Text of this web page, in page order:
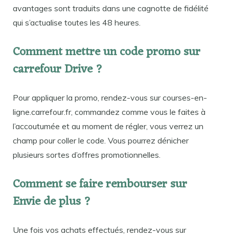
avantages sont traduits dans une cagnotte de fidélité
qui s’actualise toutes les 48 heures.
Comment mettre un code promo sur
carrefour Drive ?
Pour appliquer la promo, rendez-vous sur courses-en-
ligne.carrefour.fr, commandez comme vous le faites à
l’accoutumée et au moment de régler, vous verrez un
champ pour coller le code. Vous pourrez dénicher
plusieurs sortes d’offres promotionnelles.
Comment se faire rembourser sur
Envie de plus ?
Une fois vos achats effectués, rendez-vous sur